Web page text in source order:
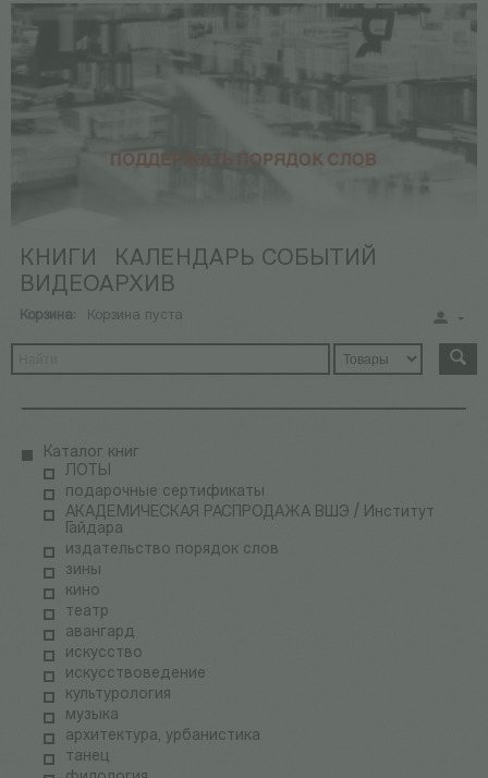
КНИГИ
КАЛЕНДАРЬ СОБЫТИЙ
ВИДЕОАРХИВ
Корзина: Корзина пуста
Каталог книг
ЛОТЫ
подарочные сертификаты
АКАДЕМИЧЕСКАЯ РАСПРОДАЖА ВШЭ / Институт
Гайдара
издательство порядок слов
зины
кино
театр
авангард
искусство
искусствоведение
культурология
музыка
архитектура, урбанистика
танец